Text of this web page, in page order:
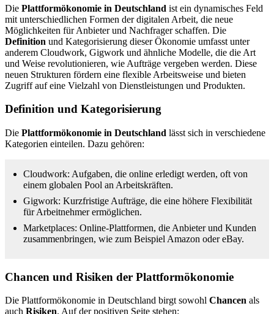
Die Plattformökonomie in Deutschland ist ein dynamisches Feld
mit unterschiedlichen Formen der digitalen Arbeit, die neue
Möglichkeiten für Anbieter und Nachfrager schaffen. Die
Definition und Kategorisierung dieser Ökonomie umfasst unter
anderem Cloudwork, Gigwork und ähnliche Modelle, die die Art
und Weise revolutionieren, wie Aufträge vergeben werden. Diese
neuen Strukturen fördern eine flexible Arbeitsweise und bieten
Zugriff auf eine Vielzahl von Dienstleistungen und Produkten.
Definition und Kategorisierung
Die Plattformökonomie in Deutschland lässt sich in verschiedene
Kategorien einteilen. Dazu gehören:
Cloudwork: Aufgaben, die online erledigt werden, oft von
einem globalen Pool an Arbeitskräften.
Gigwork: Kurzfristige Aufträge, die eine höhere Flexibilität
für Arbeitnehmer ermöglichen.
Marketplaces: Online-Plattformen, die Anbieter und Kunden
zusammenbringen, wie zum Beispiel Amazon oder eBay.
Chancen und Risiken der Plattformökonomie
Die Plattformökonomie in Deutschland birgt sowohl Chancen als
auch Risiken. Auf der positiven Seite stehen: